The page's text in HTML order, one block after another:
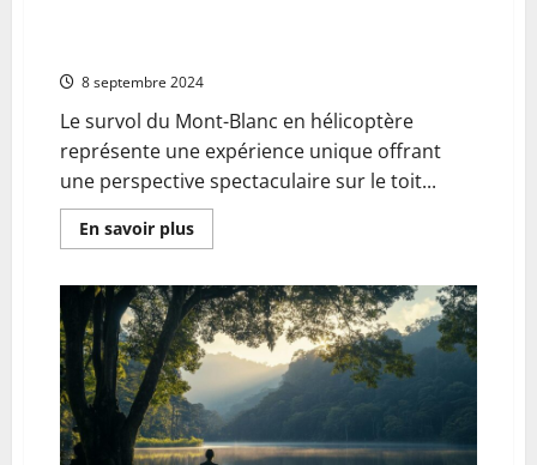
8 septembre 2024
Le survol du Mont-Blanc en hélicoptère
représente une expérience unique offrant
une perspective spectaculaire sur le toit...
En savoir plusEn
savoir
Survol
du
Mont-
Blanc
en
helicoptere
:
les
regles
de